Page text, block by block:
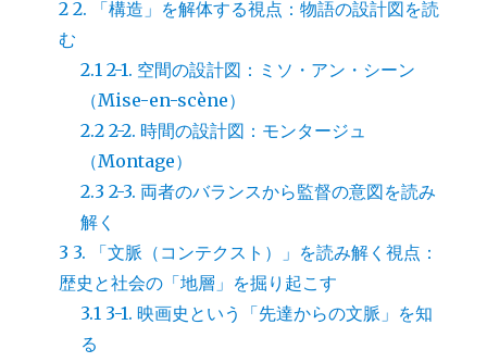
2 2. 「構造」を解体する視点：物語の設計図を読
む
2.1 2-1. 空間の設計図：ミソ・アン・シーン
（Mise-en-scène）
2.2 2-2. 時間の設計図：モンタージュ
（Montage）
2.3 2-3. 両者のバランスから監督の意図を読み
解く
3 3. 「文脈（コンテクスト）」を読み解く視点：
歴史と社会の「地層」を掘り起こす
3.1 3-1. 映画史という「先達からの文脈」を知
る